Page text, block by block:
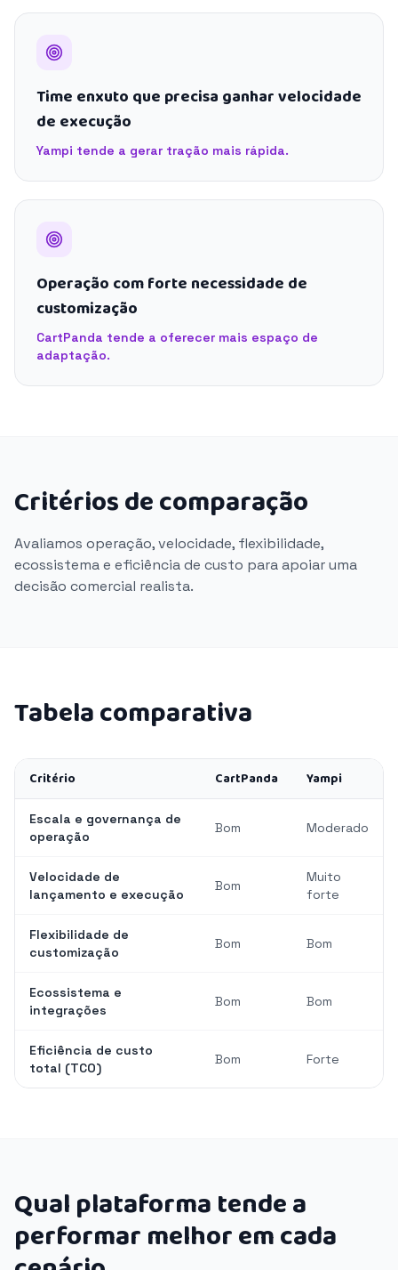
Time enxuto que precisa ganhar velocidade
de execução
Yampi tende a gerar tração mais rápida.
Operação com forte necessidade de
customização
CartPanda tende a oferecer mais espaço de
adaptação.
Critérios de comparação
Avaliamos operação, velocidade, flexibilidade,
ecossistema e eficiência de custo para apoiar uma
decisão comercial realista.
Tabela comparativa
Critério CartPanda Yampi
Escala e governança de
operação
Bom Moderado
Velocidade de
lançamento e execução
Bom
Muito
forte
Flexibilidade de
customização
Bom Bom
Ecossistema e
integrações
Bom Bom
Eficiência de custo
total (TCO)
Bom Forte
Qual plataforma tende a
performar melhor em cada